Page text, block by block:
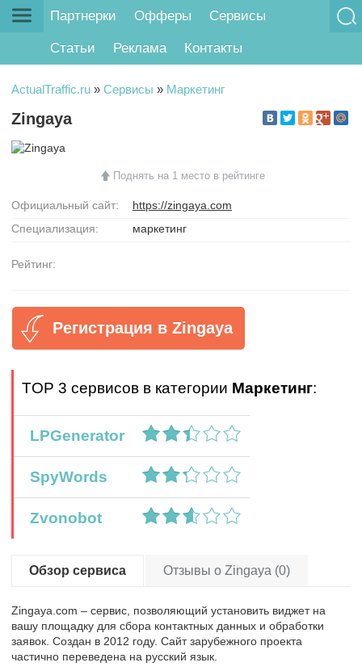
Партнерки Офферы Сервисы
Статьи Реклама Контакты
ActualTraffic.ru » Сервисы » Маркетинг
Zingaya
Поднять на 1 место в рейтинге
Официальный сайт:
https://zingaya.com
Специализация:
маркетинг
Рейтинг:
Регистрация в Zingaya
TOP 3 сервисов в категории Маркетинг:
LPGenerator
SpyWords
Zvonobot
Обзор сервиса Отзывы о Zingaya (0)
Zingaya.com – сервис, позволяющий установить виджет на
вашу площадку для сбора контактных данных и обработки
заявок. Создан в 2012 году. Сайт зарубежного проекта
частично переведена на русский язык.